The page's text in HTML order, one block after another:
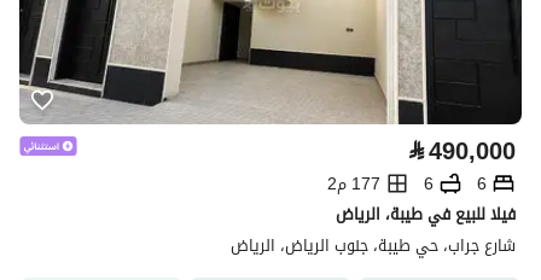
⃁490,000
6
6
177 م2
فيلا للبيع في طيبة، الرياض
شارع جراب، حي طيبة، جنوب الرياض، الرياض